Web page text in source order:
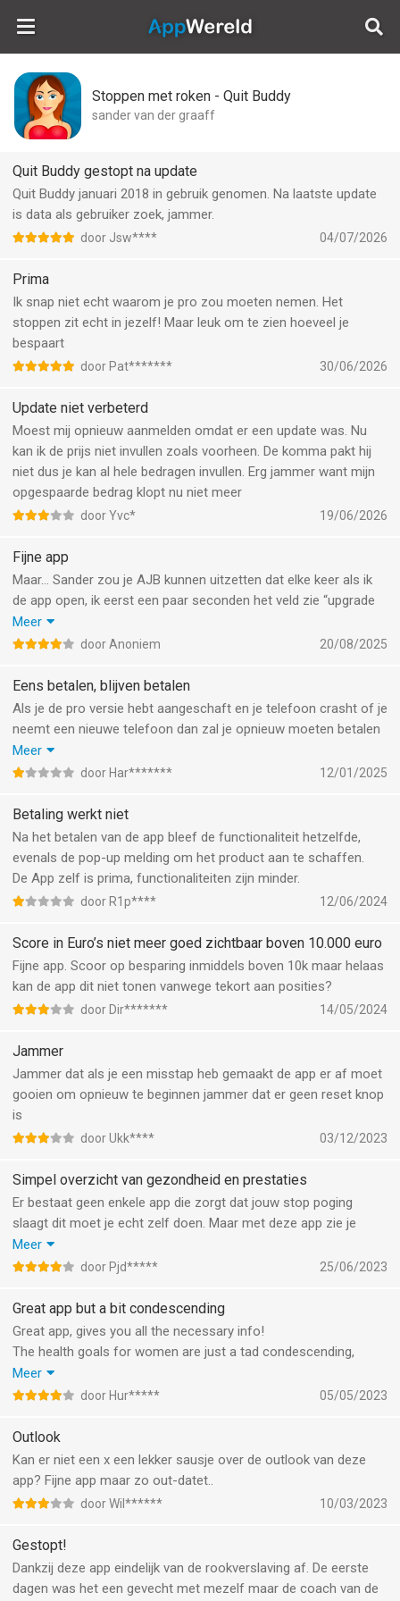
AppWereld
Stoppen met roken - Quit Buddy
sander van der graaff
Quit Buddy gestopt na update
Quit Buddy januari 2018 in gebruik genomen. Na laatste update
is data als gebruiker zoek, jammer.
door Jsw**** 04/07/2026
Prima
Ik snap niet echt waarom je pro zou moeten nemen. Het
stoppen zit echt in jezelf! Maar leuk om te zien hoeveel je
bespaart
door Pat******* 30/06/2026
Update niet verbeterd
Moest mij opnieuw aanmelden omdat er een update was. Nu
kan ik de prijs niet invullen zoals voorheen. De komma pakt hij
niet dus je kan al hele bedragen invullen. Erg jammer want mijn
opgespaarde bedrag klopt nu niet meer
door Yvc* 19/06/2026
Fijne app
Maar… Sander zou je AJB kunnen uitzetten dat elke keer als ik
de app open, ik eerst een paar seconden het veld zie “upgrade
naar Quit Buddy pro”?! Heel irritant en ik vermoed dat je
daardoor echt mensen gaat verliezen! Voelt dwingend en is
vooruitgang. Dank je wel!
Meer
door Anoniem 20/08/2025
Eens betalen, blijven betalen
Als je de pro versie hebt aangeschaft en je telefoon crasht of je
neemt een nieuwe telefoon dan zal je opnieuw moeten betalen
voor de pro versie. Als je dan contact opneemt krijg je nooit een
reactie. Jammer dit maarja stoppen met roken doe jezelf en
Meer
door Har******* 12/01/2025
Betaling werkt niet
Na het betalen van de app bleef de functionaliteit hetzelfde,
evenals de pop-up melding om het product aan te schaffen.
De App zelf is prima, functionaliteiten zijn minder.
door R1p**** 12/06/2024
Score in Euro’s niet meer goed zichtbaar boven 10.000 euro
Fijne app. Scoor op besparing inmiddels boven 10k maar helaas
kan de app dit niet tonen vanwege tekort aan posities?
door Dir******* 14/05/2024
Jammer
Jammer dat als je een misstap heb gemaakt de app er af moet
gooien om opnieuw te beginnen jammer dat er geen reset knop
is
door Ukk**** 03/12/2023
Simpel overzicht van gezondheid en prestaties
Er bestaat geen enkele app die zorgt dat jouw stop poging
slaagt dit moet je echt zelf doen. Maar met deze app zie je
gewoon simpel je besparingen, gezondheid doelen en
prestaties. Veel apps geprobeerd maar deze app is prima hulpje
Meer
door Pjd***** 25/06/2023
Great app but a bit condescending
Great app, gives you all the necessary info!
The health goals for women are just a tad condescending,
though.
Health goals: chocolate, shopping & getting pregnant. Just give
& healthy.
Fyi, I have changed my gender to “male” (in the app, not in real
life
Meer
door Hur***** 05/05/2023
Outlook
Kan er niet een x een lekker sausje over de outlook van deze
app? Fijne app maar zo out-datet..
door Wil****** 10/03/2023
Gestopt!
Dankzij deze app eindelijk van de rookverslaving af. De eerste
dagen was het een gevecht met mezelf maar de coach van de